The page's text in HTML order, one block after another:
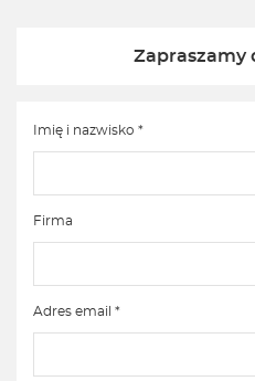
Zapraszamy
Imię i nazwisko *
Firma
Adres email *